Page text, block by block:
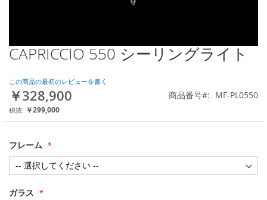
CAPRICCIO 550 シーリングライト
この商品の最初のレビューを書く
￥328,900
￥299,000
商品番号 MF-PL0550
フレーム
ガラス
Skip
to
beginning
of
the
images